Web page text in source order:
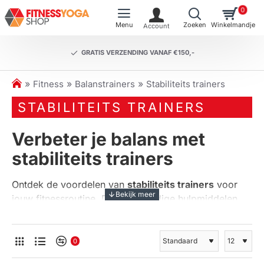
GRATIS VERZENDING VANAF €150,-
0
h
o
m
Fitness Balanstrainers Stabiliteits trainers
STABILITEITS TRAINERS
Verbeter je balans met
stabiliteits trainers
Ontdek de voordelen van stabiliteits trainers voor
jouw fitnessroutine. Deze veelzijdige hulpmiddelen
kernkracht te verbeteren. Of je nu een beginnende
sporter bent of een ervaren atleet, stabiliteitstraining
kan een waardevolle aanvulling zijn op je workout. In
0